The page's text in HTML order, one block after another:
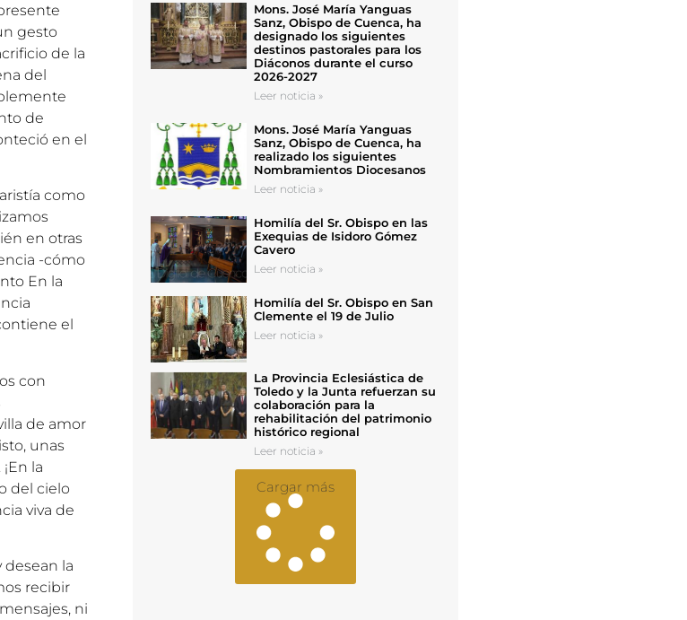
gesto
de la
del
de
en el
como
en otras
-cómo
En la
el
con
de amor
unas
la
del cielo
viva de
la
recibir
ni
Mons. José María Yanguas
Sanz, Obispo de Cuenca, ha
designado los siguientes
destinos pastorales para los
Diáconos durante el curso
2026-2027
Leer noticia »
Mons. José María Yanguas
Sanz, Obispo de Cuenca, ha
realizado los siguientes
Nombramientos Diocesanos
Leer noticia »
Homilía del Sr. Obispo en las
Exequias de Isidoro Gómez
Cavero
Leer noticia »
Homilía del Sr. Obispo en San
Clemente el 19 de Julio
Leer noticia »
La Provincia Eclesiástica de
Toledo y la Junta refuerzan su
colaboración para la
rehabilitación del patrimonio
histórico regional
Leer noticia »
Cargar más